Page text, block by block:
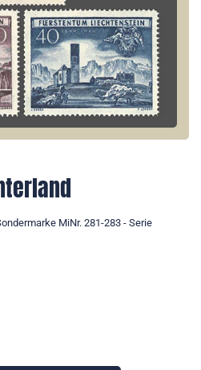
MiNr. 281-283 - Serie